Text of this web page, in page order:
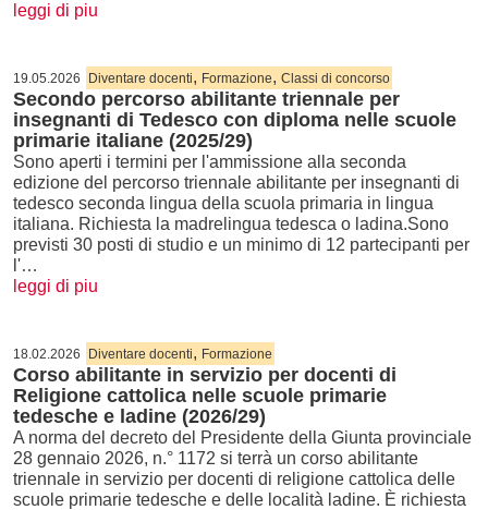
leggi di piu
19.05.2026 Diventare docenti, Formazione, Classi di concorso
Secondo percorso abilitante triennale per
insegnanti di Tedesco con diploma nelle scuole
primarie italiane (2025/29)
Sono aperti i termini per l'ammissione alla seconda
edizione del percorso triennale abilitante per insegnanti di
tedesco seconda lingua della scuola primaria in lingua
italiana. Richiesta la madrelingua tedesca o ladina.Sono
previsti 30 posti di studio e un minimo di 12 partecipanti per
l'…
leggi di piu
18.02.2026 Diventare docenti, Formazione
Corso abilitante in servizio per docenti di
Religione cattolica nelle scuole primarie
tedesche e ladine (2026/29)
A norma del decreto del Presidente della Giunta provinciale
28 gennaio 2026, n.° 1172 si terrà un corso abilitante
triennale in servizio per docenti di religione cattolica delle
scuole primarie tedesche e delle località ladine. È richiesta